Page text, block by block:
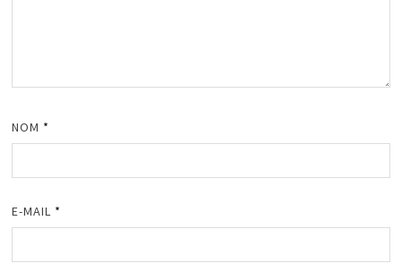
NOM *
E-MAIL *